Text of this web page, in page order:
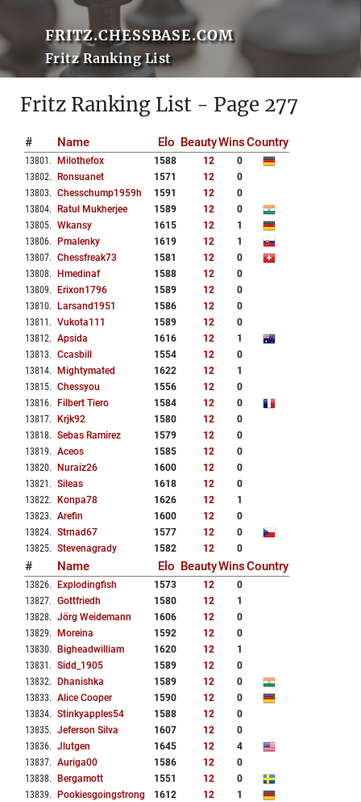
FRITZ.CHESSBASE.COM
Fritz Ranking List
Fritz Ranking List - Page 277
# Name Elo BeautyWinsCountry
13801 . Milothefox 1588 12
0
13802. Ronsuanet 1571 12
0
13803. Chesschump1959h 1591 12
0
13804. Ratul Mukherjee 1589 12
0
13805. Wkansy 1615 12
1
13806. Pmalenky 1619 12
1
13807. Chessfreak73 1581 12
0
13808. Hmedinaf 1588 12
0
13809. Erixon1796 1589 12
0
13810. Larsand1951 1586 12
0
13811 . Vukota111 1589 12
0
13812. Apsida 1616 12
1
13813. Ccasbill 1554 12
0
13814. Mightymated 1622 12
1
13815. Chessyou 1556 12
0
13816. Filbert Tiero 1584 12
0
13817. Krjk92 1580 12
0
13818. Sebas Ramirez 1579 12
0
13819. Aceos 1585 12
0
13820. Nuraiz26 1600 12
0
13821 . Sileas 1618 12
0
13822. Konpa78 1626 12
1
13823. Arefin 1600 12
0
13824. Strnad67 1577 12
0
13825. Stevenagrady 1582 12 0
# Name Elo BeautyWinsCountry
13826. Explodingfish 1573 12
0
13827. Gottfriedh 1580 12
1
13828. Jörg Weidemann 1606 12
0
13829. Moreina 1592 12
0
13830. Bigheadwilliam 1620 12
1
13831 . Sidd_1905 1589 12
0
13832. Dhanishka 1589 12
0
13833. Alice Cooper 1590 12
0
13834. Stinkyapples54 1588 12
0
13835. Jeferson Silva 1607 12
0
13836. Jlutgen 1645 12
4
13837. Auriga00 1586 12
0
13838. Bergamott 1551 12
0
13839. Pookiesgoingstrong 1612 12
1